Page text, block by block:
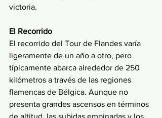
victoria.
El Recorrido
El recorrido del Tour de Flandes varía
ligeramente de un año a otro, pero
típicamente abarca alrededor de 250
kilómetros a través de las regiones
flamencas de Bélgica. Aunque no
presenta grandes ascensos en términos